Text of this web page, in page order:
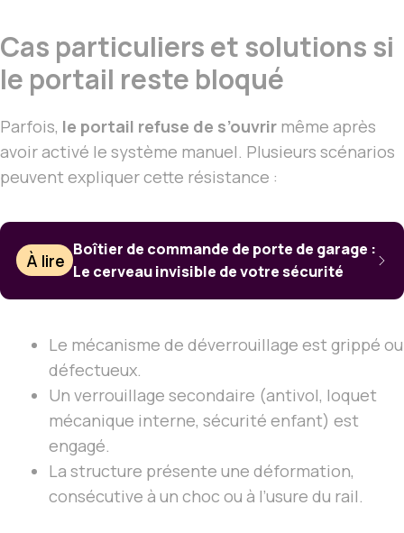
Cas particuliers et solutions si
le portail reste bloqué
Parfois, le portail refuse de s’ouvrir même après
avoir activé le système manuel. Plusieurs scénarios
peuvent expliquer cette résistance :
À lire
Boîtier de commande de porte de garage :
Le cerveau invisible de votre sécurité
Le mécanisme de déverrouillage est grippé ou
défectueux.
Un verrouillage secondaire (antivol, loquet
mécanique interne, sécurité enfant) est
engagé.
La structure présente une déformation,
consécutive à un choc ou à l’usure du rail.